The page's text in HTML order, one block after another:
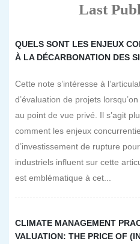
Last
QUELS SONT LES ENJEUX
À LA DÉCARBONATION DES
Cette note s’intéresse à
d’évaluation de projets
au point de vue privé. Il s’agit
comment les enjeux
d’investissement de rupture
industriels influent sur cette
est emblématique à cet...
CLIMATE MANAGEMENT
VALUATION: THE PRICE OF